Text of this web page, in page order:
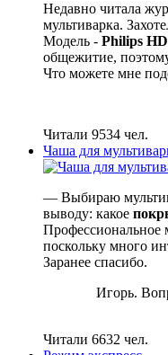
Недавно читала
мультиварка.
Модель - Philips
общежитие,
Что можете мне
Читали 9534 чел.
Чаша для
— Выбираю
выводу: какое
поскольку много
Заранее спасибо.
Игорь.
Читали 6632 чел.